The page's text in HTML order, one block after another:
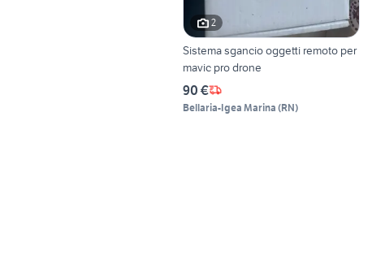
2
Sistema sgancio oggetti remoto per
mavic pro drone
90 €
Bellaria-Igea Marina (RN)